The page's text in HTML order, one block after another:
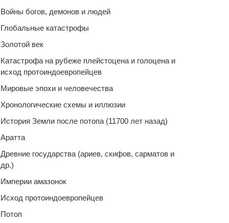
Войны богов, демонов и людей
Глобальные катастрофы
Золотой век
Катастрофа на рубеже плейстоцена и голоцена и
исход протоиндоевропейцев
Мировые эпохи и человечества
Хронологические схемы и иллюзии
История Земли после потопа (11700 лет назад)
Аратта
Древние государства (ариев, скифов, сарматов и
др.)
Империи амазонок
Исход протоиндоевропейцев
Потоп